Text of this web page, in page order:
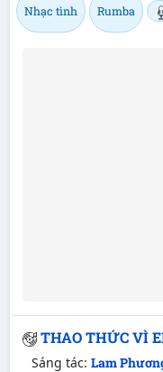
Nhạc tình Rumba
THAO THỨC VÌ
Sáng tác: Lam